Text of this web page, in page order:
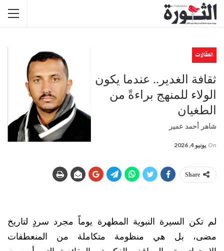
المقالات
ثقافة الغدير.. عندما يكون
الولاء للمنهج براءةً من
الطغيان
شاهر أحمد عمير
On يونيو 4, 2026
Share
لم تكن السيرة النبوية المطهرة يوماً مجرد سردٍ لتاريخ
مضى، بل هي منظومة متكاملة من المنعطفات